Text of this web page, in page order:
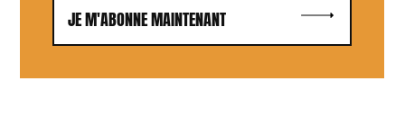
JE M'ABONNE MAINTENANT